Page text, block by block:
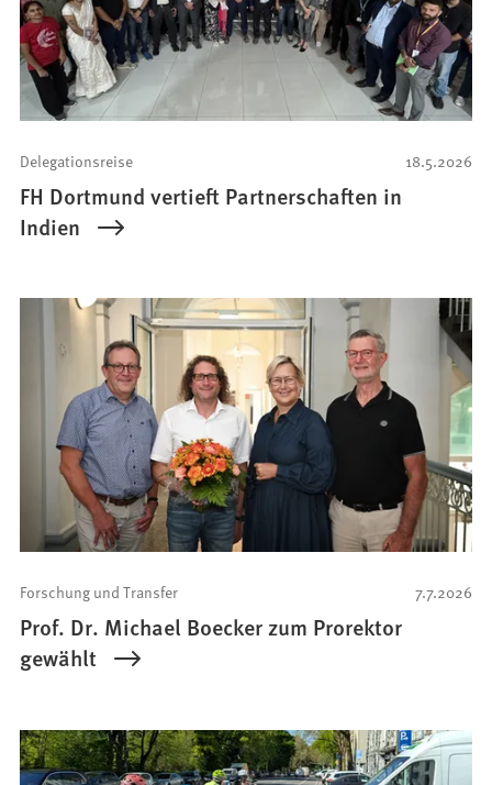
18.5.2026
Delegationsreise
FH Dortmund vertieft Partnerschaften in
Indien
7.7.2026
Forschung und Transfer
Prof. Dr. Michael Boecker zum Prorektor
gewählt